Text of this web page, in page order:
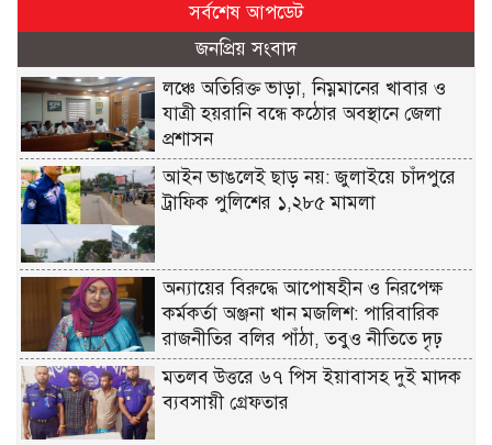
সর্বশেষ আপডেট
জনপ্রিয় সংবাদ
লঞ্চে অতিরিক্ত ভাড়া, নিম্নমানের খাবার ও
যাত্রী হয়রানি বন্ধে কঠোর অবস্থানে জেলা
প্রশাসন
আইন ভাঙলেই ছাড় নয়: জুলাইয়ে চাঁদপুরে
ট্রাফিক পুলিশের ১,২৮৫ মামলা
অন্যায়ের বিরুদ্ধে আপোষহীন ও নিরপেক্ষ
কর্মকর্তা অঞ্জনা খান মজলিশ: পারিবারিক
রাজনীতির বলির পাঁঠা, তবুও নীতিতে দৃঢ়
মতলব উত্তরে ৬৭ পিস ইয়াবাসহ দুই মাদক
ব্যবসায়ী গ্রেফতার